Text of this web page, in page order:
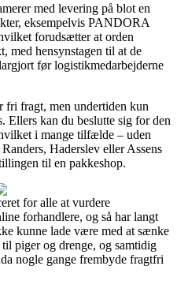
med levering på blot en
eksempelvis PANDORA
forudsætter at orden
med hensynstagen til at de
før logistikmedarbejderne
fri fragt, men undertiden kun
Ellers kan du beslutte sig for den
i mange tilfælde – uden
Haderslev eller Assens
til en pakkeshop.
for alle at vurdere
forhandlere, og så har langt
kunne lade være med at sænke
piger og drenge, og samtidig
nogle gange frembyde fragtfri